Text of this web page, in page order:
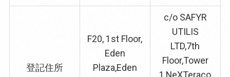
登記住所
F20, 1st Floor,
Eden
Plaza,Eden
c/o SAFYR
UTILIS
LTD,7th
Floor,Tower
1,NeXTeraco